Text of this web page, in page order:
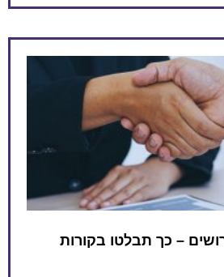
– כך תבלטו בקורות